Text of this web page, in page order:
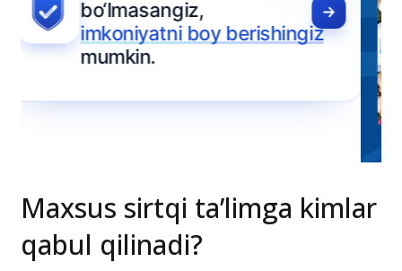
Maxsus sirtqi ta’limga kimlar
qabul qilinadi?